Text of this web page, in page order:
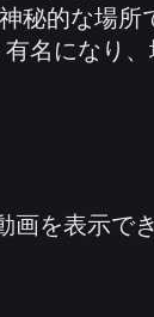
秘的な場
名になり
を表示で